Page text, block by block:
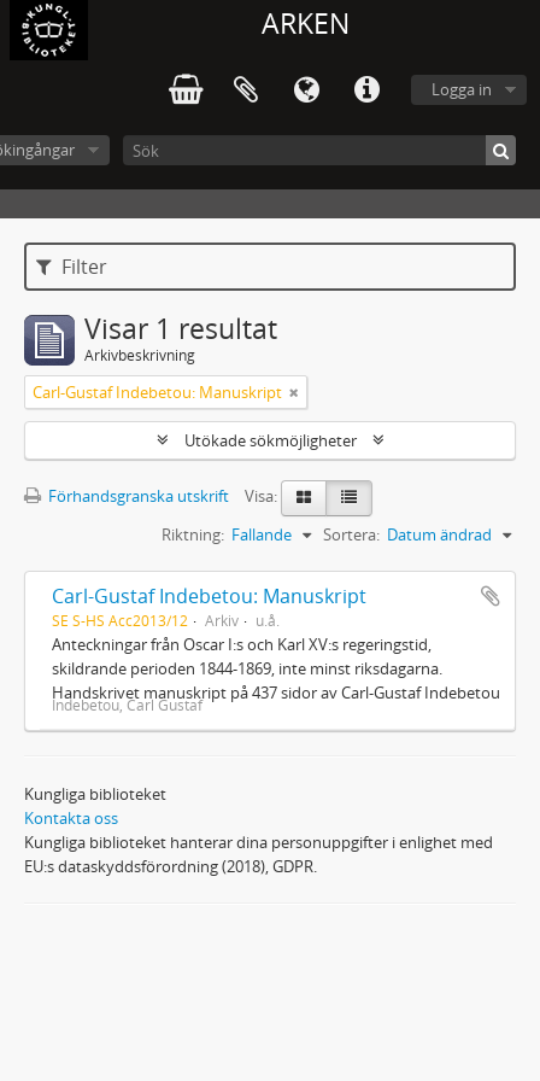
ARKEN
Logga in
Filter
Visar 1 resultat
Arkivbeskrivning
Carl-Gustaf Indebetou: Manuskript
Utökade sökmöjligheter
Förhandsgranska utskrift
Visa:
Sortera: Datum ändrad
Riktning: Fallande
Carl-Gustaf Indebetou: Manuskript
SE S-HS Acc2013/12 Arkiv u.å.
Anteckningar från Oscar I:s och Karl XV:s regeringstid,
skildrande perioden 1844-1869, inte minst riksdagarna.
Handskrivet manuskript på 437 sidor av Carl-Gustaf Indebetou
Indebetou, Carl Gustaf
Kungliga biblioteket
Kontakta oss
Kungliga biblioteket hanterar dina personuppgifter i enlighet med
EU:s dataskyddsförordning (2018), GDPR.